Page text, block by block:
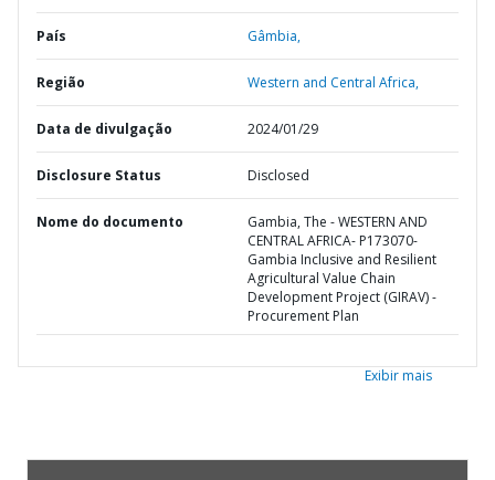
País Gâmbia,
Região Western and Central Africa,
Data de divulgação 2024/01/29
Disclosure Status Disclosed
Nome do documento
Gambia, The - WESTERN AND
CENTRAL AFRICA- P173070-
Gambia Inclusive and Resilient
Agricultural Value Chain
Development Project (GIRAV) -
Procurement Plan
Exibir mais